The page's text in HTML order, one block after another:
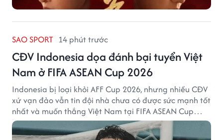
SAO SPORT 14 phút trước
CĐV Indonesia dọa đánh bại tuyển Việt
Nam ở FIFA ASEAN Cup 2026
Indonesia bị loại khỏi AFF Cup 2026, nhưng nhiều CĐV
xứ vạn đảo vẫn tin đội nhà chưa có được sức mạnh tốt
nhất và muốn thắng Việt Nam tại FIFA ASEAN Cup
2026.